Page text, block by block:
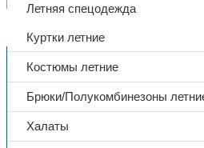
0
Летняя спецодежда
Куртки летние
Костюмы летние
Брюки/Полукомбинезоны
Халаты
Главная страница»Каталог»